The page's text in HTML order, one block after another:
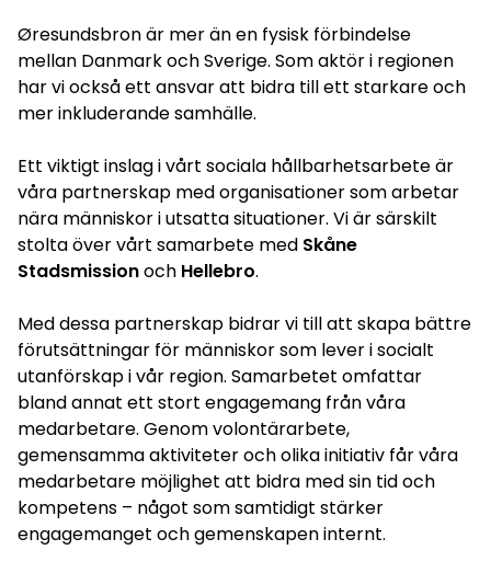
Øresundsbron är mer än en fysisk förbindelse
mellan Danmark och Sverige. Som aktör i regionen
har vi också ett ansvar att bidra till ett starkare och
mer inkluderande samhälle.
Ett viktigt inslag i vårt sociala hållbarhetsarbete är
våra partnerskap med organisationer som arbetar
nära människor i utsatta situationer. Vi är särskilt
stolta över vårt samarbete med Skåne
Stadsmissionoch Hellebro.
Med dessa partnerskap bidrar vi till att skapa bättre
förutsättningar för människor som lever i socialt
utanförskap i vår region. Samarbetet omfattar
bland annat ett stort engagemang från våra
medarbetare. Genom volontärarbete,
gemensamma aktiviteter och olika initiativ får våra
medarbetare möjlighet att bidra med sin tid och
kompetens – något som samtidigt stärker
engagemanget och gemenskapen internt.